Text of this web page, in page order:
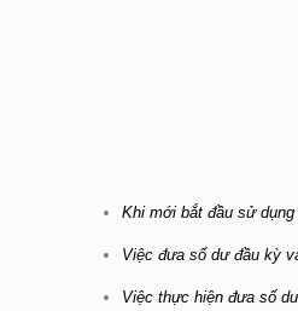
Khi mới bắt đầu sử
Việc đưa số dư đầu kỳ
Việc thực hiện đưa số